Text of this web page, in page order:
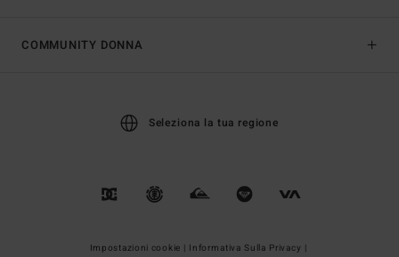
COMMUNITY DONNA
Seleziona la tua regione
Impostazioni cookie | Informativa Sulla Privacy |